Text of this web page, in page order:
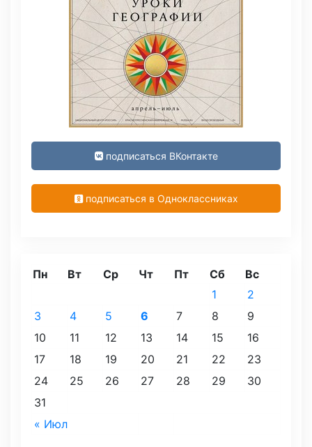
подписаться ВКонтакте
подписаться в Одноклассниках
Пн Вт Ср Чт Пт Сб Вс
« Июл
1
2
3
4 5 6 7 8
9
10
11 12 13 14 15
16
17
18 19 20 21 22
23
24
25 26 27 28 29
30
31